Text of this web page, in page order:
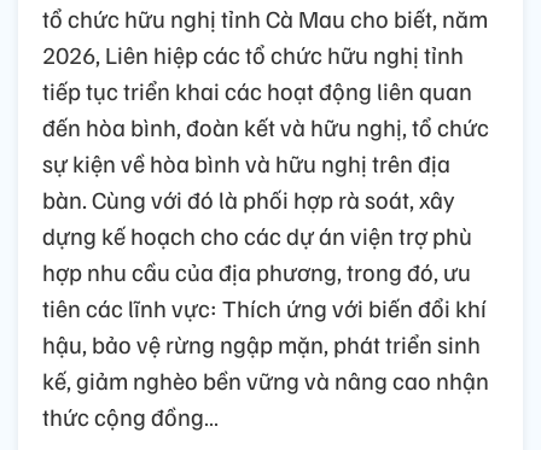
tổ chức hữu nghị tỉnh Cà Mau cho biết, năm
2026, Liên hiệp các tổ chức hữu nghị tỉnh
tiếp tục triển khai các hoạt động liên quan
đến hòa bình, đoàn kết và hữu nghị, tổ chức
sự kiện về hòa bình và hữu nghị trên địa
bàn. Cùng với đó là phối hợp rà soát, xây
dựng kế hoạch cho các dự án viện trợ phù
hợp nhu cầu của địa phương, trong đó, ưu
tiên các lĩnh vực: Thích ứng với biến đổi khí
hậu, bảo vệ rừng ngập mặn, phát triển sinh
kế, giảm nghèo bền vững và nâng cao nhận
thức cộng đồng…